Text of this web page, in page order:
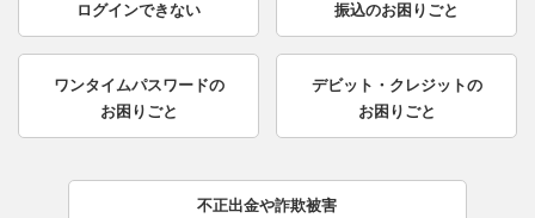
ログインできない 振込のお困りごと
ワンタイムパスワードの
お困りごと
デビット・クレジットの
お困りごと
不正出金や詐欺被害